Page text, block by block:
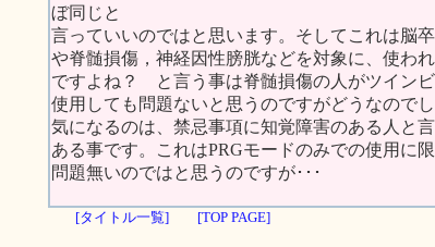
ぼ同じと
言っていいのではと思います。そしてこれは脳
や脊髄損傷，神経因性膀胱などを対象に、使わ
ですよね？ と言う事は脊髄損傷の人がツイン
使用しても問題ないと思うのですがどうなので
気になるのは、禁忌事項に知覚障害のある人と
ある事です。これはPRGモードのみでの使用に
問題無いのではと思うのですが･･･
[タイトル一覧] [TOP PAGE]